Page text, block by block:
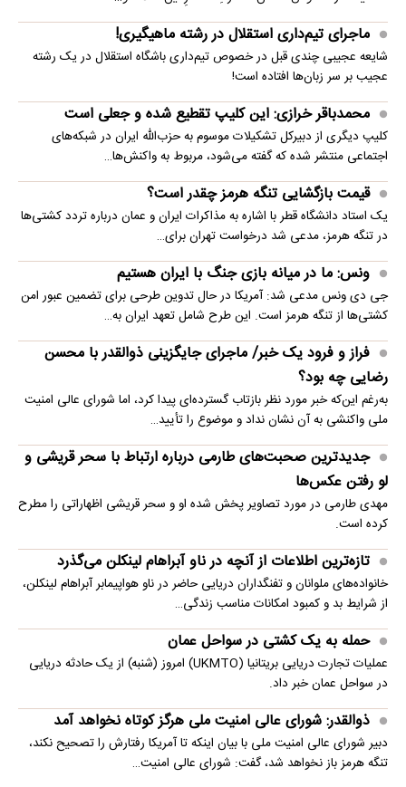
ماجرای تیم‌داری استقلال در رشته ماهیگیری!
شایعه عجیبی چندی قبل در خصوص تیم‌داری باشگاه استقلال در یک رشته
عجیب بر سر زبان‌ها افتاده است!
محمدباقر خرازی: این کلیپ تقطیع شده و جعلی است
کلیپ دیگری از دبیرکل تشکیلات موسوم به حزب‌الله ایران در شبکه‌های
اجتماعی منتشر شده که گفته می‌شود، مربوط به واکنش‌ها…
قیمت بازگشایی تنگه هرمز چقدر است؟
یک استاد دانشگاه قطر با اشاره به مذاکرات ایران و عمان درباره تردد کشتی‌ها
در تنگه هرمز، مدعی شد درخواست تهران برای…
ونس: ما در میانه بازی جنگ با ایران هستیم
جی دی ونس مدعی شد: آمریکا در حال تدوین طرحی برای تضمین عبور امن
کشتی‌ها از تنگه هرمز است. این طرح شامل تعهد ایران به…
فراز و فرود یک خبر/ ماجرای جایگزینی ذوالقدر با محسن
رضایی چه بود؟
به‌رغم این‌که خبر مورد نظر بازتاب گسترده‌ای پیدا کرد، اما شورای عالی امنیت
ملی واکنشی به آن نشان نداد و موضوع را تأیید…
جدیدترین صحبت‌های طارمی درباره ارتباط با سحر قریشی و
لو رفتن عکس‌ها
مهدی طارمی در مورد تصاویر پخش شده او و سحر قریشی اظهاراتی را مطرح
کرده است.
تازه‌ترین اطلاعات از آنچه در ناو آبراهام لینکلن می‌گذرد
خانواده‌های ملوانان و تفنگداران دریایی حاضر در ناو هواپیمابر آبراهام لینکلن،
از شرایط بد و کمبود امکانات مناسب زندگی…
حمله به یک کشتی در سواحل عمان
عملیات تجارت دریایی بریتانیا (UKMTO) امروز (شنبه) از یک حادثه دریایی
در سواحل عمان خبر داد.
ذوالقدر: شورای عالی امنیت ملی هرگز کوتاه نخواهد آمد
دبیر شورای عالی امنیت ملی با بیان اینکه تا آمریکا رفتارش را تصحیح نکند،
تنگه هرمز باز نخواهد شد، گفت: شورای عالی امنیت…